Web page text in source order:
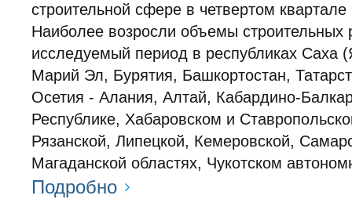
строительной сфере в четвертом квартале
Наиболее возросли объемы строительных
исследуемый период в республиках Саха
Марий Эл, Бурятия, Башкортостан,
Осетия - Алания, Алтай, Кабардино-
Республике, Хабаровском и
Рязанской, Липецкой, Кемеровской,
Магаданской областях, Чукотском
Подробно